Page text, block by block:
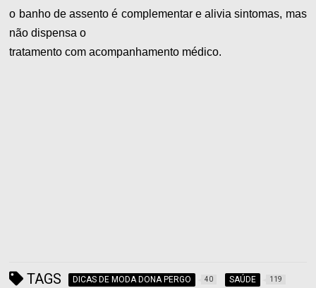
o banho de assento é complementar e alivia sintomas, mas
não dispensa o
tratamento com acompanhamento médico.
TAGS DICAS DE MODA DONA PERGO 40 SAÚDE 119